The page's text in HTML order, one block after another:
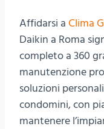
Affidarsi a Clima
Daikin a Roma
completo a 360
manutenzione
soluzioni
condomini, con
mantenere